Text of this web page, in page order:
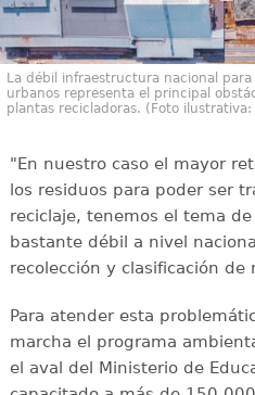
La débil infraestructura nacional
urbanos representa el principal
plantas recicladoras. (Foto
"En nuestro caso el mayor
los residuos para poder ser
reciclaje, tenemos el tema
bastante débil a nivel
recolección y clasificación
Para atender esta
marcha el programa
el aval del Ministerio de